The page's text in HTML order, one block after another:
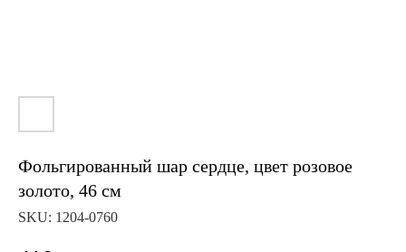
Фольгированный шар сердце, цвет розовое
золото, 46 см
SKU: 1204-0760